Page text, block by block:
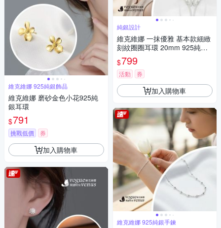
維克維娜 925純銀飾品
維克維娜 磨砂金色小花925純
銀耳環
$791
挑戰低價 券
加入購物車
純銀設計
維克維娜 一抹優雅 基本款細緻
刻紋圈圈耳環 20mm 925純銀
耳環
$799
活動 券
加入購物車
維克維娜 925純銀手鍊